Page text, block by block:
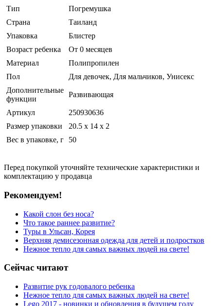
Тип
Погремушка
Страна
Таиланд
Упаковка
Блистер
Возраст ребенка
От 0 месяцев
Материал
Полипропилен
Пол
Для девочек, Для мальчиков, Унисекс
Дополнительные
функции
Развивающая
Артикул
250930636
Размер упаковки
20.5 x 14 x 2
Вес в упаковке, г
50
Перед покупкой уточняйте технические характеристики и
комплектацию у продавца
Рекомендуем!
Какой слон без носа?
Что такое раннее развитие?
Туры в Ульсан, Корея
Верхняя демисезонная одежда для детей и подростков
Нежное тепло для самых важных людей на свете!
Сейчас читают
Развитие рук годовалого ребенка
Нежное тепло для самых важных людей на свете!
Lego 2017 - новинки и обновления в будущем году